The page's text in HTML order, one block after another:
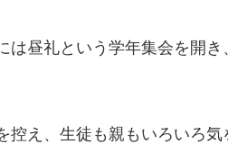
は昼礼という学年集会を開き
控え 、 生徒 も親もいろいろ